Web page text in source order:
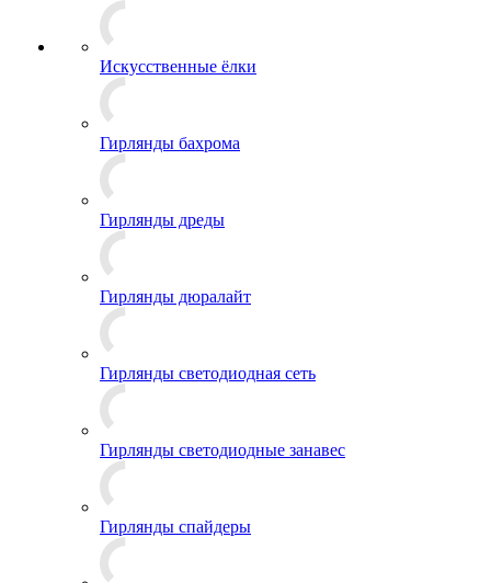
Искусственные ёлки
Гирлянды бахрома
Гирлянды дреды
Гирлянды дюралайт
Гирлянды светодиодная сеть
Гирлянды светодиодные занавес
Гирлянды спайдеры